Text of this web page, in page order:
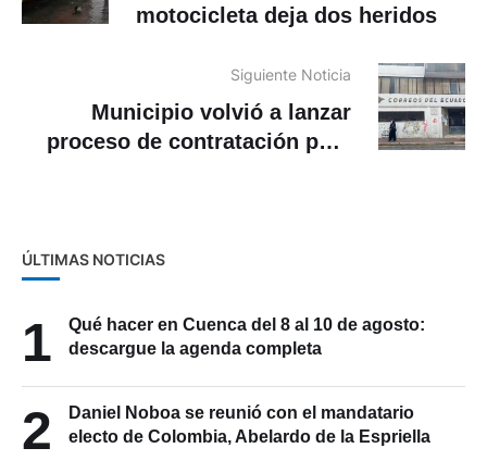
motocicleta deja dos heridos
Siguiente Noticia
Municipio volvió a lanzar
proceso de contratación para
ÚLTIMAS NOTICIAS
1
Qué hacer en Cuenca del 8 al 10 de agosto:
descargue la agenda completa
2
Daniel Noboa se reunió con el mandatario
electo de Colombia, Abelardo de la Espriella